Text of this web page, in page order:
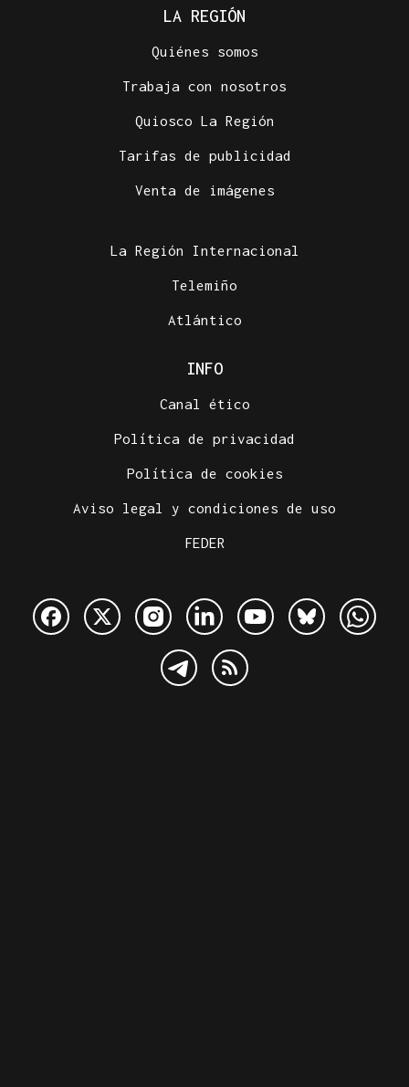
LA REGIÓN
Quiénes somos
Trabaja con nosotros
Quiosco La Región
Tarifas de publicidad
Venta de imágenes
La Región Internacional
Telemiño
Atlántico
INFO
Canal ético
Política de privacidad
Política de cookies
Aviso legal y condiciones de uso
FEDER